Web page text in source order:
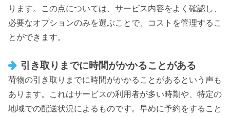
ります。この点については、サービス内容をよく確認し、
必要なオプションのみを選ぶことで、コストを管理するこ
とができます。
引き取りまでに時間がかかることがある
荷物の引き取りまでに時間がかかることがあるという声も
あります。これはサービスの利用者が多い時期や、特定の
地域での配送状況によるものです。早めに予約をすること